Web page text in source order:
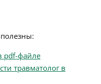
pdf-файле
травматолог в